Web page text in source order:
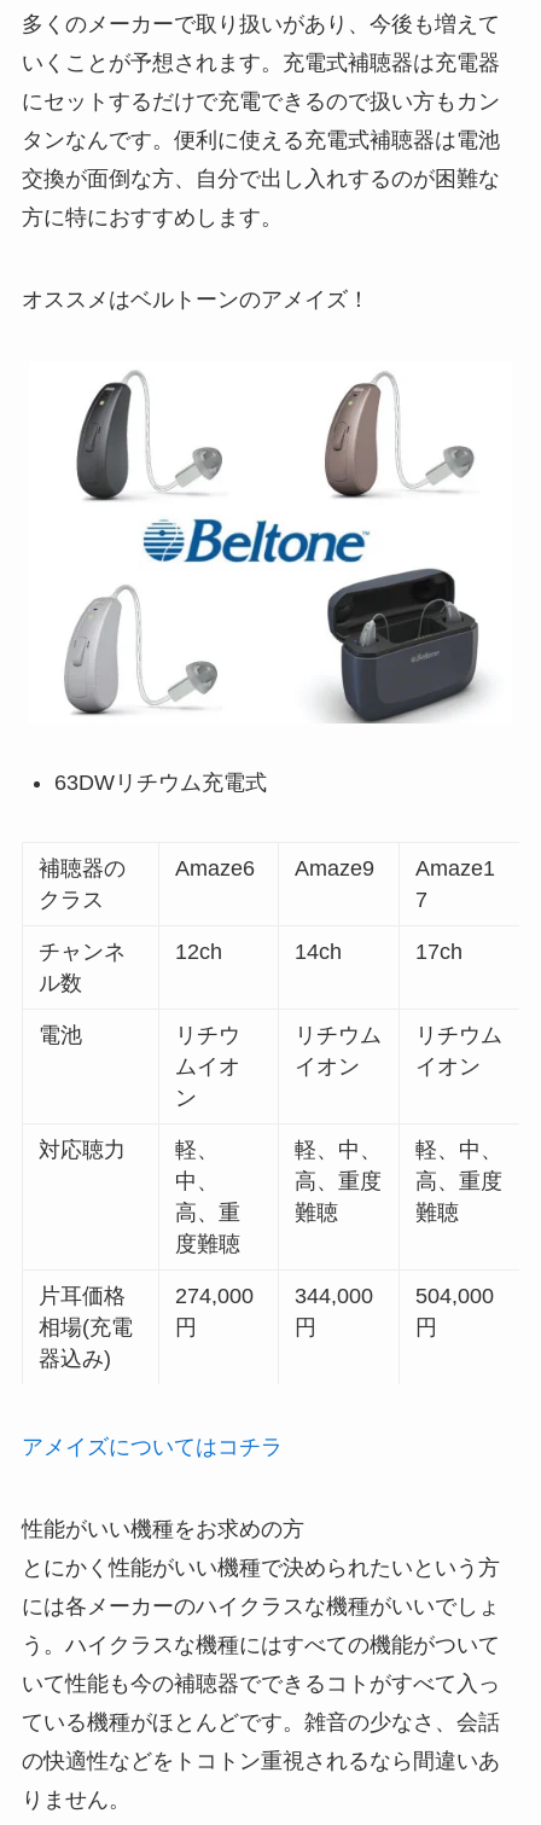
多くのメーカーで取り扱いがあり、今後も増えて
いくことが予想されます。充電式補聴器は充電器
にセットするだけで充電できるので扱い方もカン
タンなんです。便利に使える充電式補聴器は電池
交換が面倒な方、自分で出し入れするのが困難な
方に特におすすめします。
オススメはベルトーンのアメイズ！
63DWリチウム充電式
補聴器の
クラス
Amaze6 Amaze9
Amaze1
7
チャンネ
ル数
12ch 14ch 17ch
電池
リチウ
ムイオ
ン
リチウム
イオン
リチウム
イオン
対応聴力
軽、
中、
高、重
度難聴
軽、中、
高、重度
難聴
軽、中、
高、重度
難聴
片耳価格
相場(充電
器込み)
274,000
円
344,000
円
504,000
円
アメイズについてはコチラ
性能がいい機種をお求めの方
とにかく性能がいい機種で決められたいという方
には各メーカーのハイクラスな機種がいいでしょ
う。ハイクラスな機種にはすべての機能がついて
いて性能も今の補聴器でできるコトがすべて入っ
ている機種がほとんどです。雑音の少なさ、会話
の快適性などをトコトン重視されるなら間違いあ
りません。